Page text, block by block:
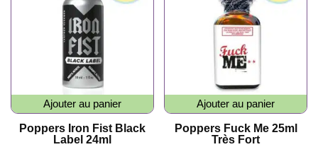
Ajouter au panier
Poppers Iron Fist Black
Label 24ml
Ajouter au panier
Poppers Fuck Me 25ml
Très Fort